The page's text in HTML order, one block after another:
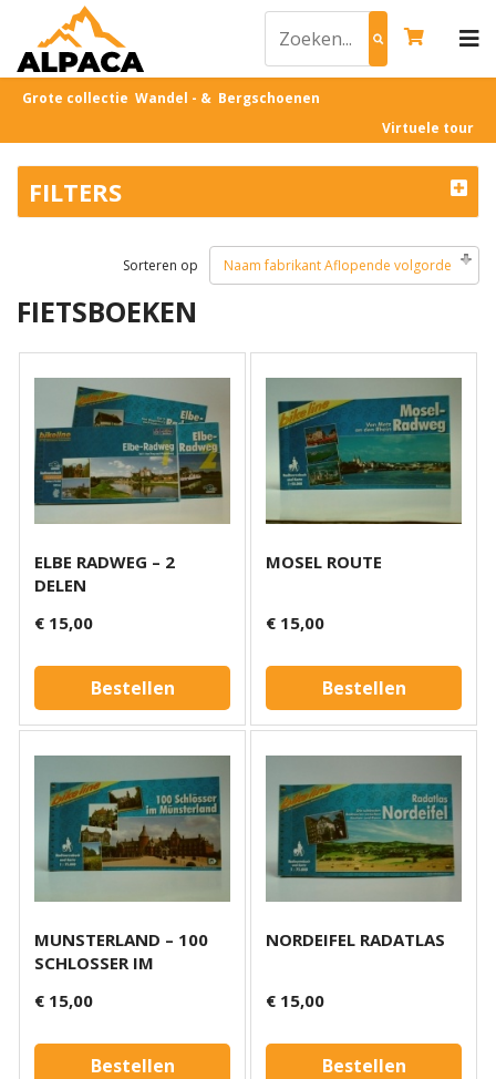
Grote collectie Wandel - & Bergschoenen
Virtuele tour
FILTERS
Sorteren op Naam fabrikant Aflopende volgorde
FIETSBOEKEN
ELBE RADWEG – 2
DELEN
€ 15,00
Bestellen
MOSEL ROUTE
€ 15,00
Bestellen
MUNSTERLAND – 100
SCHLOSSER IM
€ 15,00
Bestellen
NORDEIFEL RADATLAS
€ 15,00
Bestellen